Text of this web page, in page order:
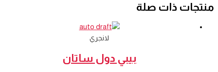
منتجات ذات صلة
لانجري
بيبي دول ساتان